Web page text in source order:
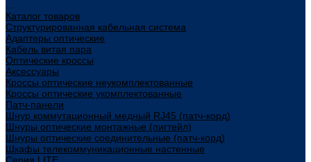
Каталог товаров
Структурированная кабельная система
Адаптеры оптические
Кабель витая пара
Оптические кроссы
Аксессуары
Кроссы оптические неукомплектованные
Кроссы оптические укомплектованные
Патч-панели
Шнур коммутационный медный RJ45 (патч-корд)
Шнуры оптические монтажные (пигтейл)
Шнуры оптические соединительные (патч-корд)
Шкафы телекоммуникационные настенные